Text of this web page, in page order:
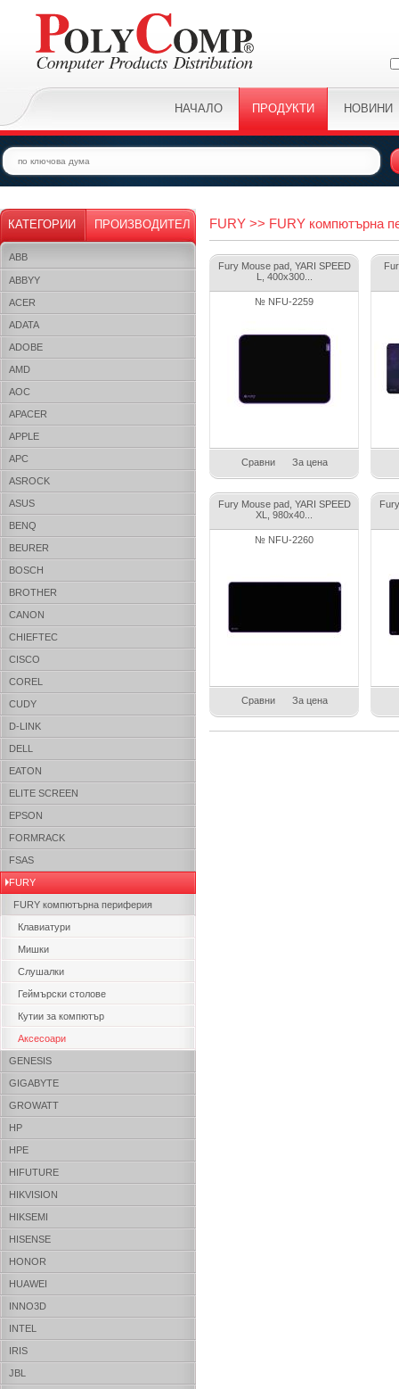
НАЧАЛО ПРОДУКТИ НОВИНИ
КАТЕГОРИИ ПРОИЗВОДИТЕЛ
ABB
ABBYY
ACER
ADATA
ADOBE
AMD
AOC
APACER
APPLE
APC
ASROCK
ASUS
BENQ
BEURER
BOSCH
BROTHER
CANON
CHIEFTEC
CISCO
COREL
CUDY
D-LINK
DELL
EATON
ELITE SCREEN
EPSON
FORMRACK
FSAS
FURY
FURY компютърна периферия
Клавиатури
Мишки
Слушалки
Геймърски столове
Кутии за компютър
Аксесоари
GENESIS
GIGABYTE
GROWATT
HP
HPE
HIFUTURE
HIKVISION
HIKSEMI
HISENSE
HONOR
HUAWEI
INNO3D
INTEL
IRIS
JBL
FURY >> FURY компютърна
Fury Mouse pad, YARI SPEED
L, 400x300...
№ NFU-2259
Сравни За цена
Fury Mouse pad, YARI SPEED
XL, 980x40...
№ NFU-2260
Сравни За цена